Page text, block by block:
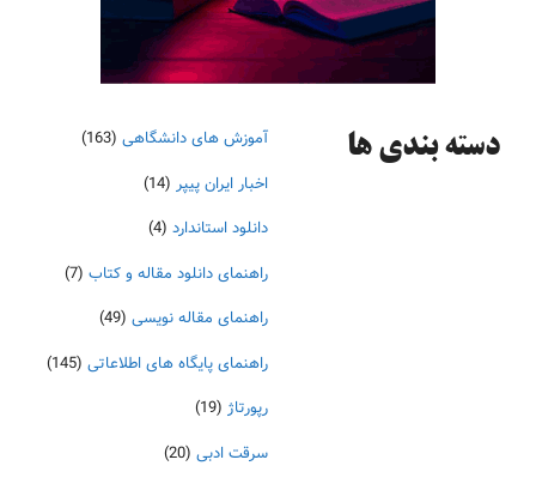
دسته‌ بندی ها آموزش های دانشگاهی (163)
اخبار ایران پیپر (14)
دانلود استاندارد (4)
راهنمای دانلود مقاله و کتاب (7)
راهنمای مقاله نویسی (49)
راهنمای پایگاه های اطلاعاتی (145)
رپورتاژ (19)
سرقت ادبی (20)